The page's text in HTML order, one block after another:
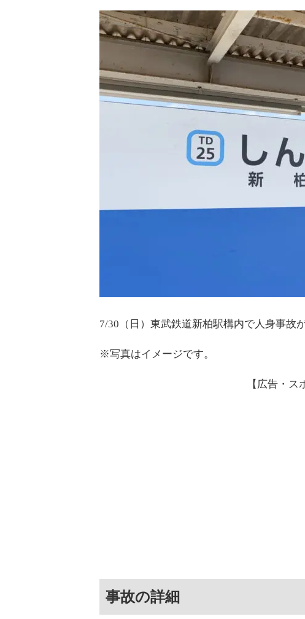
7/30（日）東武鉄道新柏駅構内で人身事故
※写真はイメージです。
【広告・ス
事故の詳細